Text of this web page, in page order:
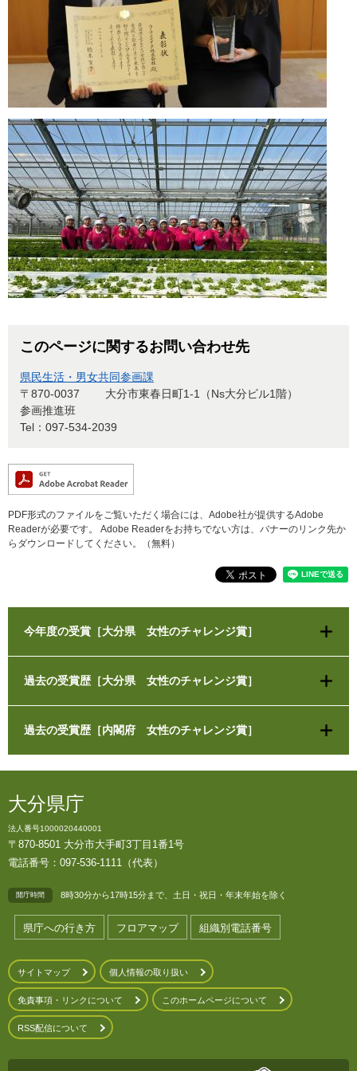
このページに関するお問い合わせ先
県民生活・男女共同参画課
〒870-0037
大分市東春日町1-1（Ns大分ビル1階）
参画推進班
Tel：097-534-2039
PDF形式のファイルをご覧いただく場合には、Adobe社が提供するAdobe
Readerが必要です。
Adobe Readerをお持ちでない方は、バナーのリンク先か
らダウンロードしてください。（無料）
今年度の受賞［大分県 女性のチャレンジ賞］
過去の受賞歴［大分県 女性のチャレンジ賞］
過去の受賞歴［内閣府 女性のチャレンジ賞］
大分県庁
法人番号1000020440001
〒870-8501 大分市大手町3丁目1番1号
電話番号：097-536-1111（代表）
開庁時間 8時30分から17時15分まで、土日・祝日・年末年始を除く
県庁への行き方 フロアマップ 組織別電話番号
サイトマップ 個人情報の取り扱い
免責事項・リンクについて このホームページについて
RSS配信について